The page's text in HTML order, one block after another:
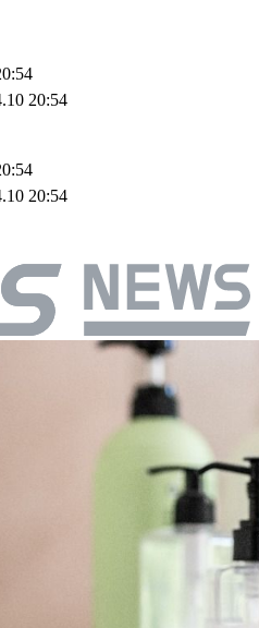
20:54
20:54